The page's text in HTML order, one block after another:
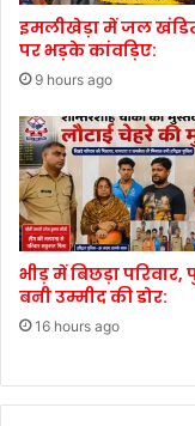
इमलीखेड़ा में जल
पर भड़के कांवड़िए:
9 hours ago
भीड़ में बिछड़ा परिवार,
बनी उम्मीद की डोर:
16 hours ago